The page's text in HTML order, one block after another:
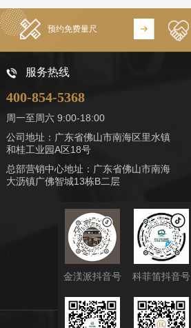
预约免费量尺
服务热线
400-854-5368
周一至周六 9:00-18:00
公司地址：广东省佛山市南海区里水镇
和桂工业园A区18号
总部营销中心地址：广东省佛山市南海
大沥镇广佛智城13栋B二层
金渼派抖音号 科菲笛抖音号